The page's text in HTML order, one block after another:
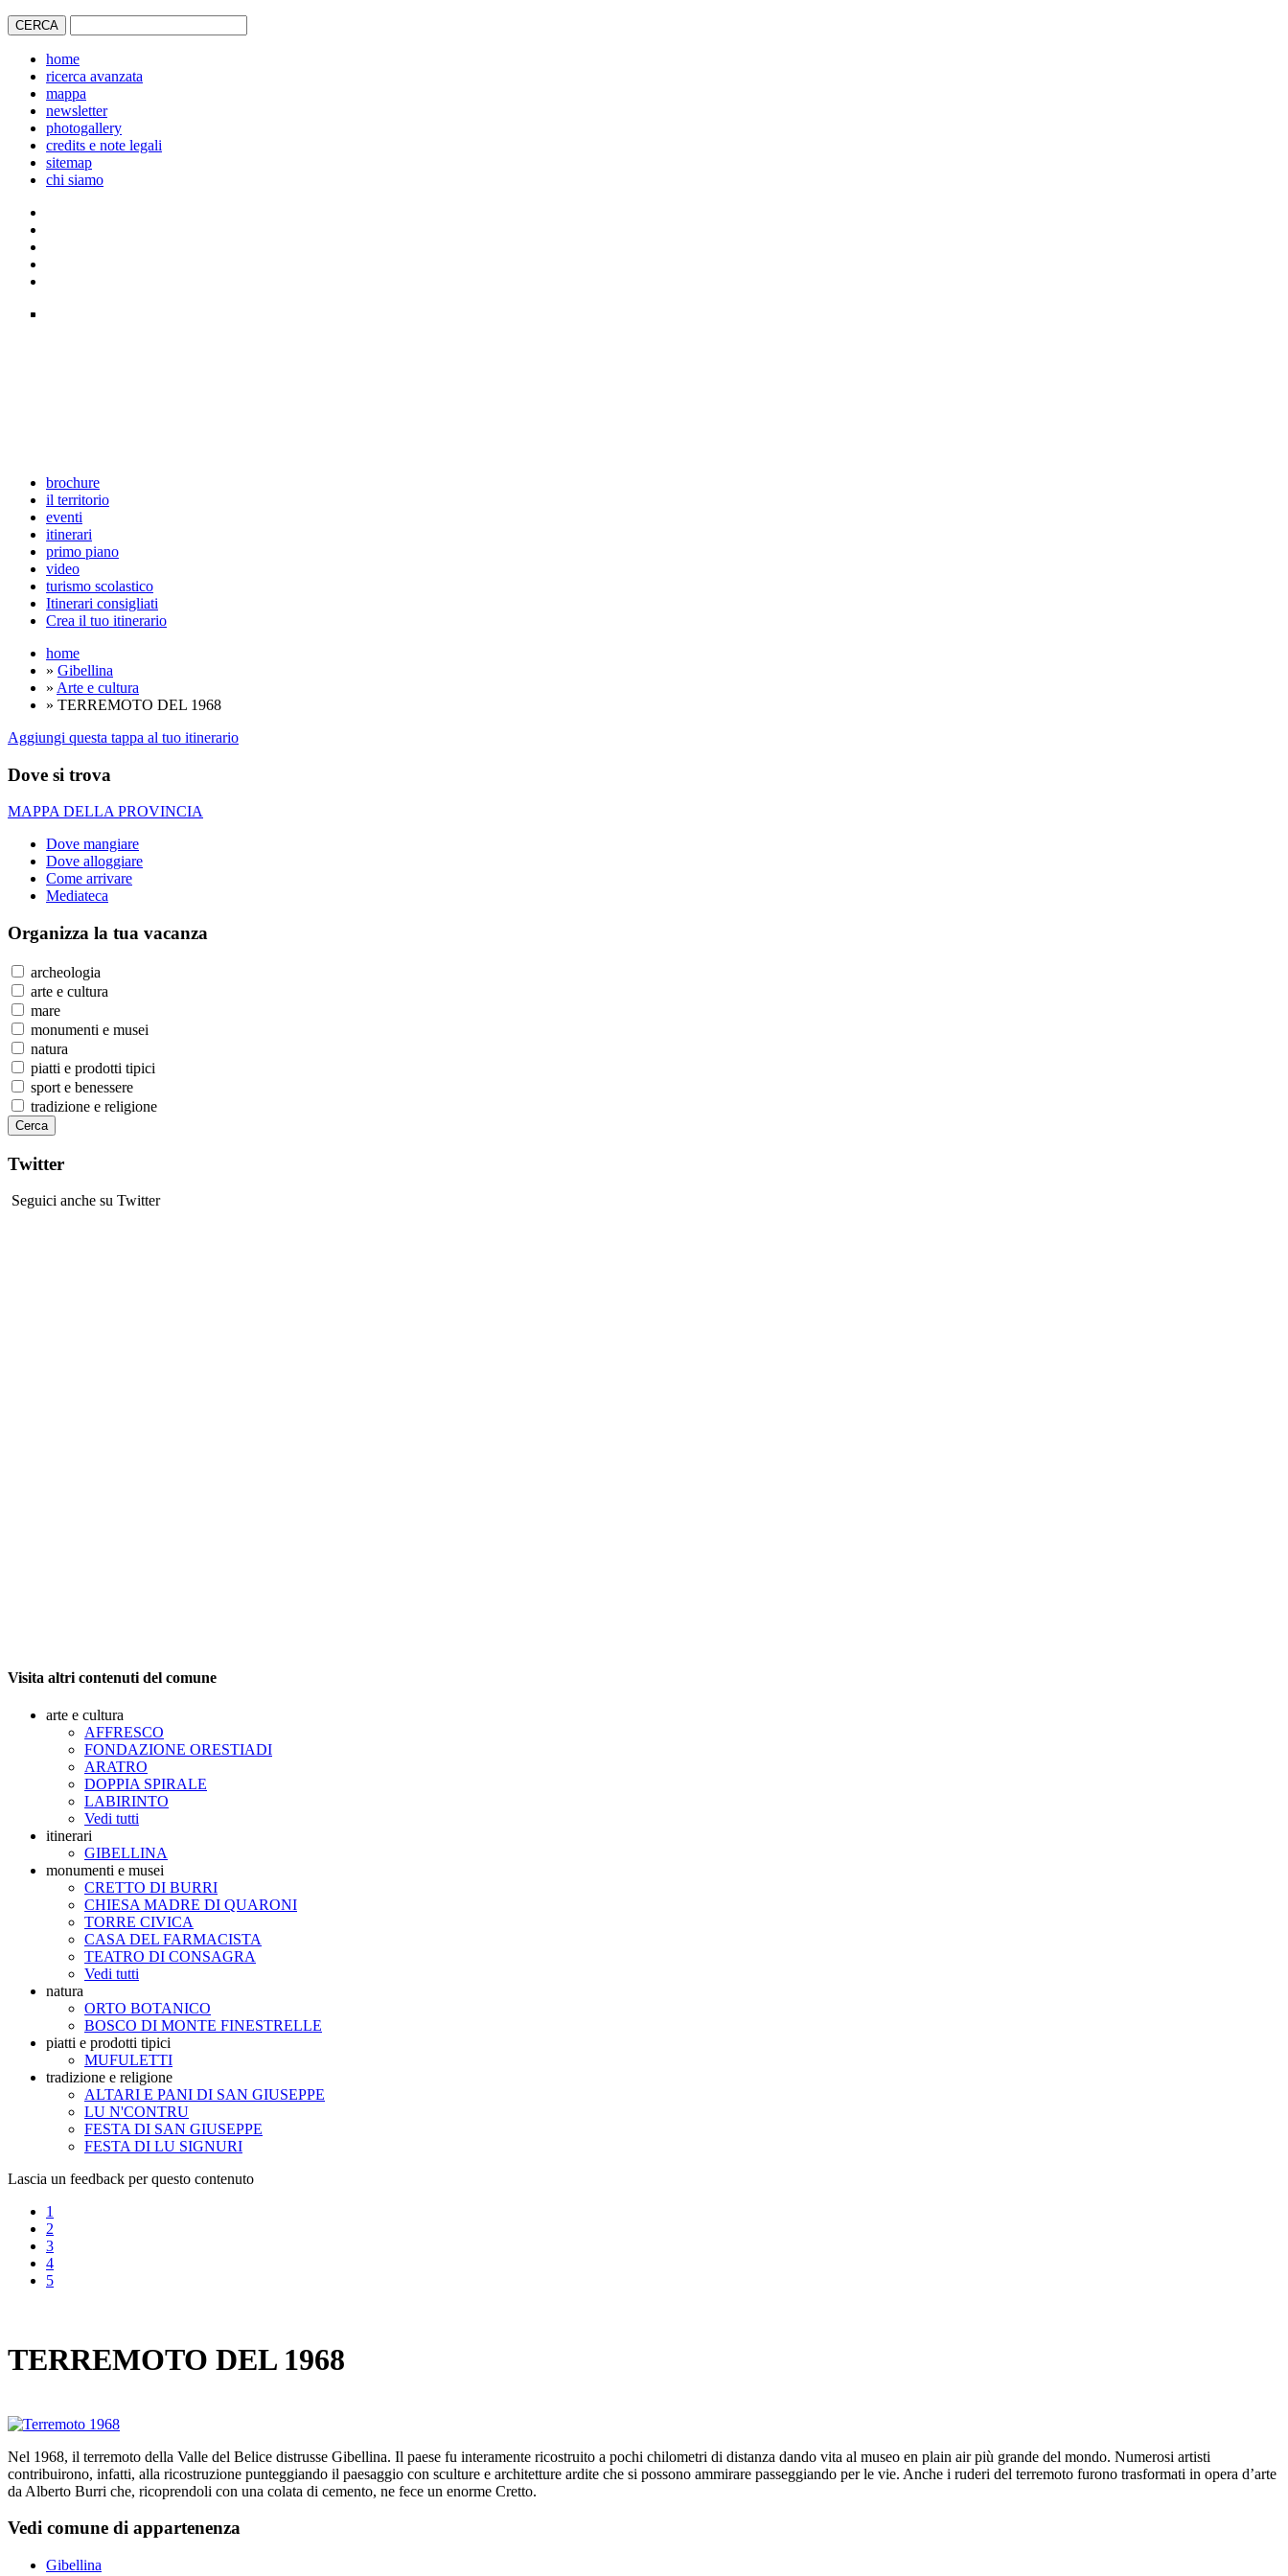
home
ricerca avanzata
mappa
newsletter
photogallery
credits e note legali
sitemap
chi siamo
brochure
il territorio
eventi
itinerari
primo piano
video
turismo scolastico
Itinerari consigliati
Crea il tuo itinerario
home
» Gibellina
» Arte e cultura
» TERREMOTO DEL 1968
Aggiungi questa tappa al tuo itinerario
Dove si trova
MAPPA DELLA PROVINCIA
Dove mangiare
Dove alloggiare
Come arrivare
Mediateca
Organizza la tua vacanza
archeologia
arte e cultura
mare
monumenti e musei
natura
piatti e prodotti tipici
sport e benessere
tradizione e religione
Twitter
Seguici anche su Twitter
Visita altri contenuti del comune
arte e cultura
AFFRESCO
FONDAZIONE ORESTIADI
ARATRO
DOPPIA SPIRALE
LABIRINTO
Vedi tutti
itinerari
GIBELLINA
monumenti e musei
CRETTO DI BURRI
CHIESA MADRE DI QUARONI
TORRE CIVICA
CASA DEL FARMACISTA
TEATRO DI CONSAGRA
Vedi tutti
natura
ORTO BOTANICO
BOSCO DI MONTE FINESTRELLE
piatti e prodotti tipici
MUFULETTI
tradizione e religione
ALTARI E PANI DI SAN GIUSEPPE
LU N'CONTRU
FESTA DI SAN GIUSEPPE
FESTA DI LU SIGNURI
Lascia un feedback per questo contenuto
1
2
3
4
5
TERREMOTO DEL 1968
Nel 1968, il terremoto della Valle del Belice distrusse Gibellina. Il paese fu interamente ricostruito a pochi chilometri di distanza dando vita al museo en plain air più grande del mondo. Numerosi artisti
contribuirono, infatti, alla ricostruzione punteggiando il paesaggio con sculture e architetture ardite che si possono ammirare passeggiando per le vie. Anche i ruderi del terremoto furono trasformati in opera d’arte
da Alberto Burri che, ricoprendoli con una colata di cemento, ne fece un enorme Cretto.
Vedi comune di appartenenza
Gibellina